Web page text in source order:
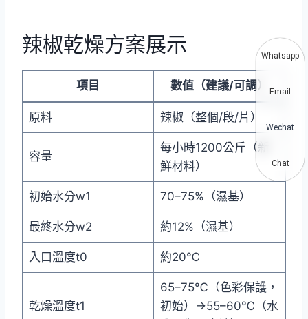
辣椒乾燥方案展示
項目 數值（建議/可調）
原料 辣椒（整個/段/片）
容量
每小時1200公斤（新
鮮材料）
初始水分w1 70–75%（濕基）
最終水分w2 約12%（濕基）
入口溫度t0 約20℃
乾燥溫度t1
65–75℃（色彩保護，
初始）→55–60℃（水
Whatsapp
Email
Wechat
Chat